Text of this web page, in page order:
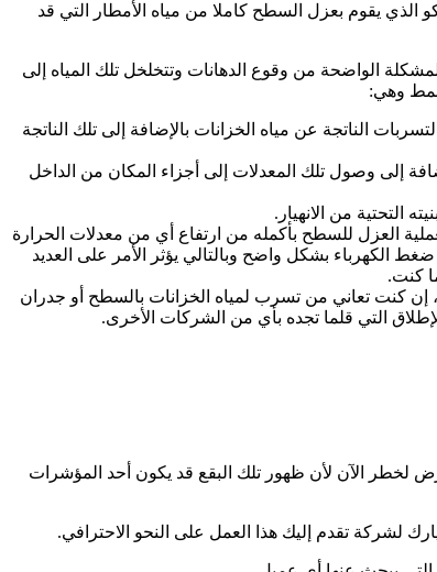
يقوم بعزل السطح كاملا من مياه الأمطار التي قد
الواضحة من وقوع الدهانات وتتخلخل تلك المياه إلى
نمط وهي:
الناتجة عن مياه الخزانات بالإضافة إلى تلك الناتجة
إلى وصول تلك المعدلات إلى أجزاء المكان من الداخل
التحتية من الانهيار.
العزل للسطح بأكمله من ارتفاع أي من معدلات الحرارة
الكهرباء بشكل واضح وبالتالي يؤثر الأمر على العديد
كنت.
إن كنت تعاني من تسرب لمياه الخزانات بالسطح أو جدران
التي قلما تجده بأي من الشركات الأخرى.
لخطر الآن لأن ظهور تلك البقع قد يكون أحد المؤشرات
لشركة تقدم إليك هذا العمل على النحو الاحترافي.